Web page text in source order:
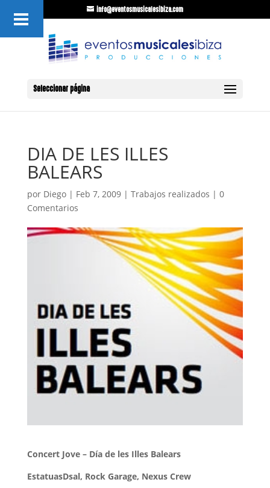
info@eventosmusicalesibiza.com
Seleccionar página
DIA DE LES ILLES
BALEARS
por Diego| Feb 7, 2009| Trabajos realizados | 0
Comentarios
Concert Jove – Día de les Illes Balears
EstatuasDsal, Rock Garage, Nexus Crew